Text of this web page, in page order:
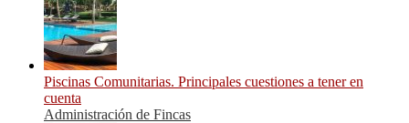
Piscinas Comunitarias. Principales cuestiones a tener en
cuenta
Administración de Fincas